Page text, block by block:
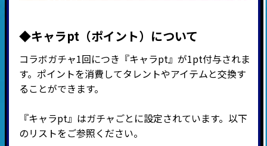
◆キャラpt（ポイント）について
コラボガチャ1回につき『キャラpt』が1pt付与されま
す。ポイントを消費してタレントやアイテムと交換す
ることができます。
『キャラpt』はガチャごとに設定されています。以下
のリストをご参照ください。